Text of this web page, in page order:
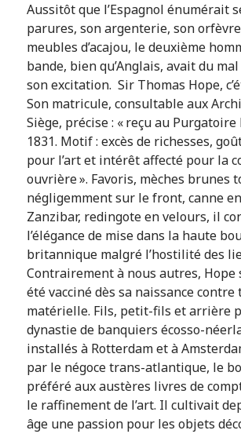
Aussitôt que l’Espagnol énumérait
parures, son argenterie, son
meubles d’acajou, le deuxième
bande, bien qu’Anglais, avait du
son excitation. Sir Thomas Hope,
Son matricule, consultable aux
Siège, précise : « reçu au
1831. Motif : excès de richesses,
pour l’art et intérêt affecté pour la
ouvrière ». Favoris, mèches brunes
négligemment sur le front, canne
Zanzibar, redingote en velours, il
l’élégance de mise dans la haute
britannique malgré l’hostilité des
Contrairement à nous autres,
été vacciné dès sa naissance
matérielle. Fils, petit-fils et arrière
dynastie de banquiers écosso-
installés à Rotterdam et à
par le négoce trans-atlantique, le
préféré aux austères livres de
le raffinement de l’art. Il cultivait
âge une passion pour les objets